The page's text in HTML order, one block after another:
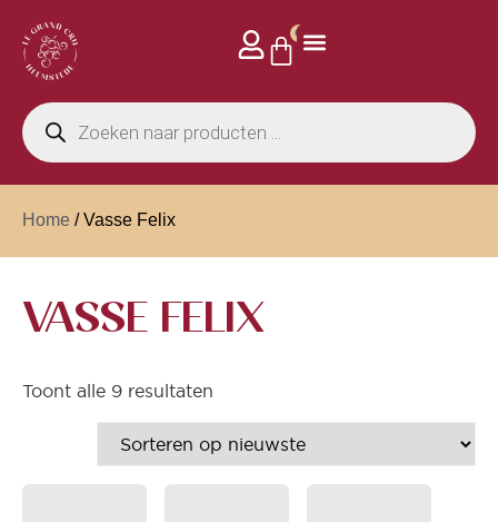
0
Home / Vasse Felix
VASSE FELIX
Toont alle 9 resultaten